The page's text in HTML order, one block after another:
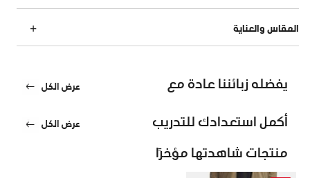
المقاس والعناية
يفضله زبائننا عادة مع عرض الكل
أكمل استعدادك للتدريب عرض الكل
منتجات شاهدتها مؤخرًا